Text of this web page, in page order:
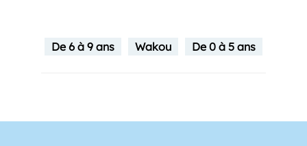
De 6 à 9 ans Wakou De 0 à 5 ans